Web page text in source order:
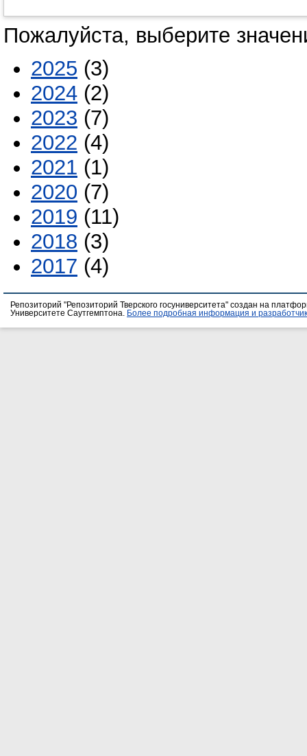
Пожалуйста, выберите
2025 (3)
2024 (2)
2023 (7)
2022 (4)
2021 (1)
2020 (7)
2019 (11)
2018 (3)
2017 (4)
Репозиторий "Репозиторий Тверского госуниверситета" создан на
Университете Саутгемптона.
Более подробная информация и